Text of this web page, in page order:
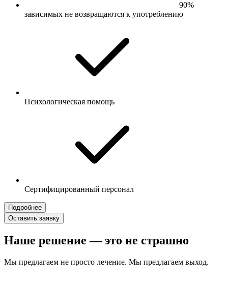
90%
зависимых не возвращаются к употреблению
Психологическая помощь
Сертифицированный персонал
Подробнее
Оставить заявку
Наше решение — это не страшно
Мы предлагаем не просто лечение. Мы предлагаем выход.